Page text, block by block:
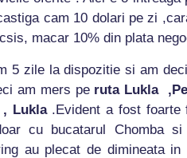
cam 10 dolari pe zi
macar 10% din plata
5 zile la dispozitie si am
am mers pe ruta Lukla
, Lukla .Evident a fost
cu bucatarul Chomba
au plecat de dimineata